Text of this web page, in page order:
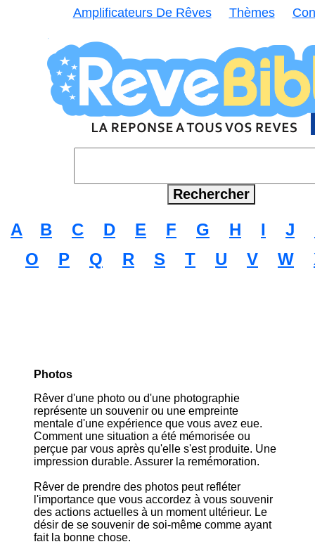
Amplificateurs De Rêves Thèmes
A B C D E F G H I J
O
P Q R S T U V W
Photos
Rêver d'une photo ou d'une photographie
représente un souvenir ou une empreinte
mentale d'une expérience que vous avez eue.
Comment une situation a été mémorisée ou
perçue par vous après qu'elle s'est produite. Une
impression durable. Assurer la remémoration.
Rêver de prendre des photos peut refléter
l'importance que vous accordez à vous souvenir
des actions actuelles à un moment ultérieur. Le
désir de se souvenir de soi-même comme ayant
fait la bonne chose.